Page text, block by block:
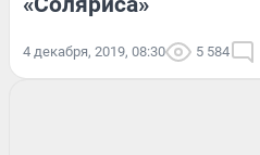
4 декабря, 2019, 08:30 5 584